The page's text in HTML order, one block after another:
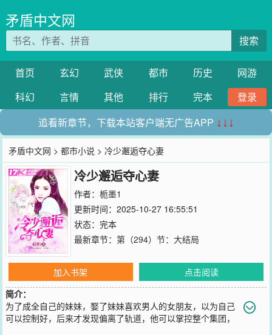
矛盾中文网
搜索
首页 玄幻 武侠 都市 历史
网游
科幻
言情 其他 排行 完本
登录
追看新章节，下载本站客户端无广告APP ↓↓↓
矛盾中文网 >都市小说 > 冷少邂逅夺心妻
冷少邂逅夺心妻
作者： 栀墨1
更新时间：2025-10-27 16:55:51
状态：完本
最新章节： 第（294）节：大结局
加入书架
点击阅读
简介：
为了成全自己的妹妹，娶了妹妹喜欢男人的女朋友，以为自己
可以控制好，后来才发现偏离了轨道，他可以掌控整个集团，